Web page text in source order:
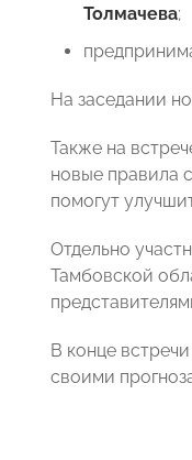
Толмачева;
На заседании
Также на
новые правила
помогут
Отдельно
Тамбовской
В конце
своими